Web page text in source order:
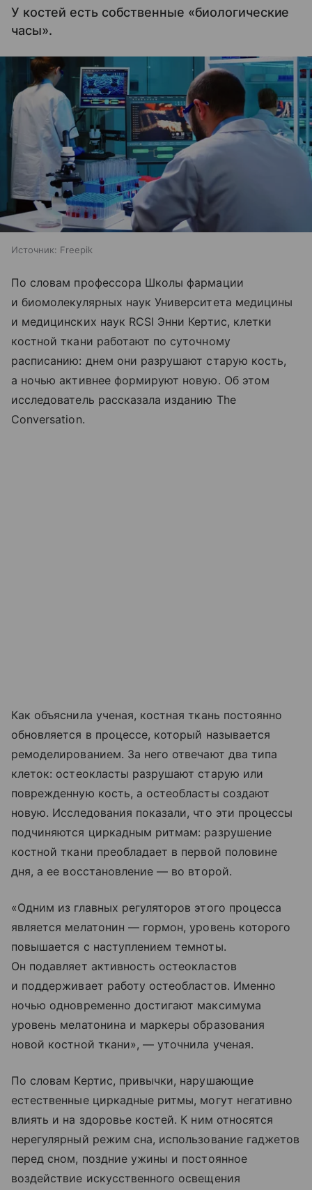
У костей есть собственные «биологические
часы».
Источник: Freepik
По словам профессора Школы фармации
и биомолекулярных наук Университета медицины
и медицинских наук RCSI Энни Кертис, клетки
костной ткани работают по суточному
расписанию: днем они разрушают старую кость,
а ночью активнее формируют новую. Об этом
исследователь рассказала изданию The
Conversation.
Как объяснила ученая, костная ткань постоянно
обновляется в процессе, который называется
ремоделированием. За него отвечают два типа
клеток: остеокласты разрушают старую или
поврежденную кость, а остеобласты создают
новую. Исследования показали, что эти процессы
подчиняются циркадным ритмам: разрушение
костной ткани преобладает в первой половине
дня, а ее восстановление — во второй.
«Одним из главных регуляторов этого процесса
является мелатонин — гормон, уровень которого
повышается с наступлением темноты.
Он подавляет активность остеокластов
и поддерживает работу остеобластов. Именно
ночью одновременно достигают максимума
уровень мелатонина и маркеры образования
новой костной ткани», — уточнила ученая.
По словам Кертис, привычки, нарушающие
естественные циркадные ритмы, могут негативно
влиять и на здоровье костей. К ним относятся
нерегулярный режим сна, использование гаджетов
перед сном, поздние ужины и постоянное
воздействие искусственного освещения